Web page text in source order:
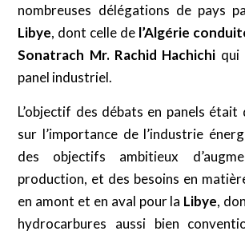
nombreuses délégations de pays
Libye, dont celle de l’Algérie
Sonatrach Mr. Rachid Hachichi qui
panel industriel.
L’objectif des débats en panels
sur l’importance de l’industrie
des objectifs ambitieux
production, et des besoins en
en amont et en aval pour la Libye,
hydrocarbures aussi bien